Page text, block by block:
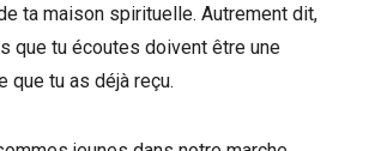
ta maison spirituelle. Autrement dit,
que tu écoutes doivent être une
que tu as déjà reçu.